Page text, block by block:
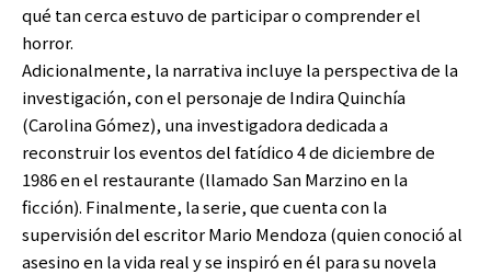
qué tan cerca estuvo de participar o comprender el
horror.
Adicionalmente, la narrativa incluye la perspectiva de la
investigación, con el personaje de Indira Quinchía
(Carolina Gómez), una investigadora dedicada a
reconstruir los eventos del fatídico 4 de diciembre de
1986 en el restaurante (llamado San Marzino en la
ficción). Finalmente, la serie, que cuenta con la
supervisión del escritor Mario Mendoza (quien conoció al
asesino en la vida real y se inspiró en él para su novela